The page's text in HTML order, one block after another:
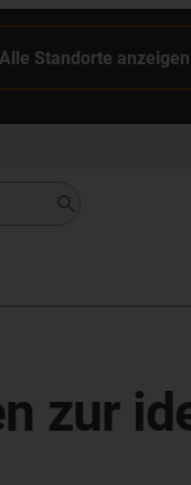
Alle Standorte anzeigen
zur